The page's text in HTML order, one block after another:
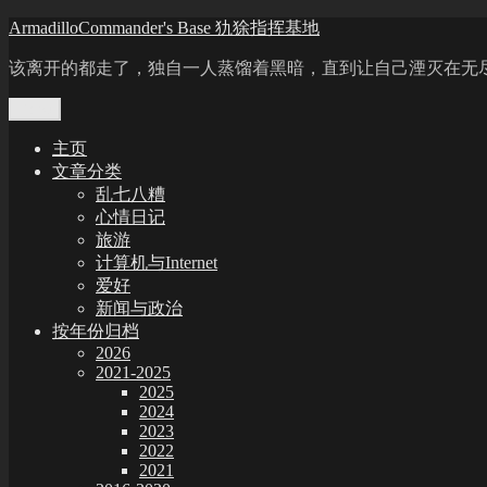
Skip
content
ArmadilloCommander's Base 犰狳指挥基地
该离开的都走了，独自一人蒸馏着黑暗，直到让自己湮灭在
主页
文章分类
乱七八糟
心情日记
旅游
计算机与Internet
爱好
新闻与政治
按年份归档
2026
2021-2025
2025
2024
2023
2022
2021